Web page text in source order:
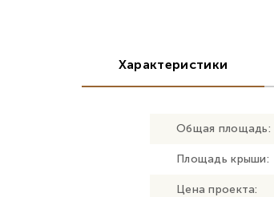
Характеристики
Общая площадь:
Площадь крыши:
Цена проекта: